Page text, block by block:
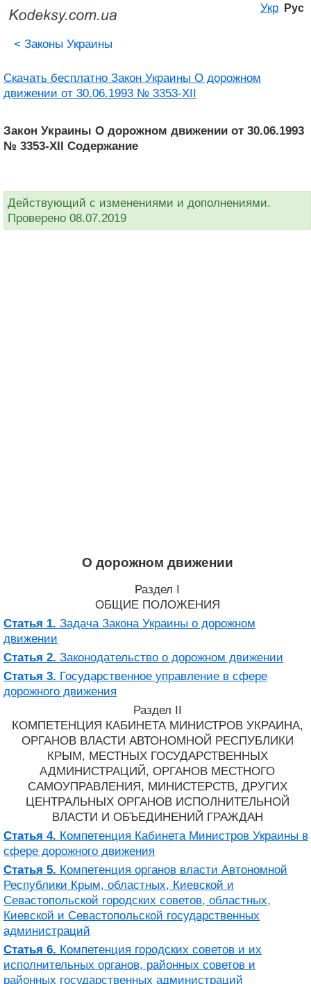
Укр Рус
< Законы Украины
Скачать бесплатно Закон Украины О дорожном
движении от 30.06.1993 № 3353-XII
Закон Украины О дорожном движении от 30.06.1993
№ 3353-XII Содержание
Действующий с изменениями и дополнениями.
Проверено 08.07.2019
О дорожном движении
Раздел I
ОБЩИЕ ПОЛОЖЕНИЯ
Статья 1. Задача Закона Украины о дорожном
движении
Статья 2. Законодательство о дорожном движении
Статья 3. Государственное управление в сфере
дорожного движения
Раздел II
КОМПЕТЕНЦИЯ КАБИНЕТА МИНИСТРОВ УКРАИНА,
ОРГАНОВ ВЛАСТИ АВТОНОМНОЙ РЕСПУБЛИКИ
КРЫМ, МЕСТНЫХ ГОСУДАРСТВЕННЫХ
АДМИНИСТРАЦИЙ, ОРГАНОВ МЕСТНОГО
САМОУПРАВЛЕНИЯ, МИНИСТЕРСТВ, ДРУГИХ
ЦЕНТРАЛЬНЫХ ОРГАНОВ ИСПОЛНИТЕЛЬНОЙ
ВЛАСТИ И ОБЪЕДИНЕНИЙ ГРАЖДАН
Статья 4. Компетенция Кабинета Министров Украины в
сфере дорожного движения
Статья 5. Компетенция органов власти Автономной
Республики Крым, областных, Киевской и
Севастопольской городских советов, областных,
Киевской и Севастопольской государственных
администраций
Статья 6. Компетенция городских советов и их
исполнительных органов, районных советов и
районных государственных администраций